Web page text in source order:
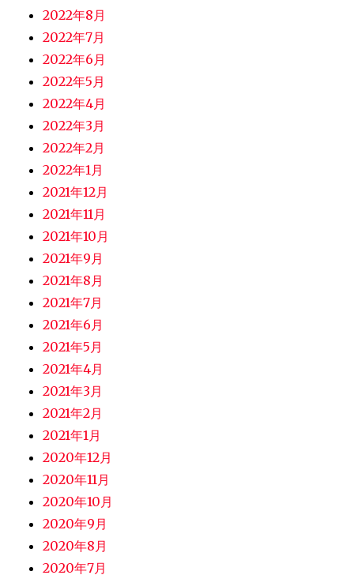
2022年8月
2022年7月
2022年6月
2022年5月
2022年4月
2022年3月
2022年2月
2022年1月
2021年12月
2021年11月
2021年10月
2021年9月
2021年8月
2021年7月
2021年6月
2021年5月
2021年4月
2021年3月
2021年2月
2021年1月
2020年12月
2020年11月
2020年10月
2020年9月
2020年8月
2020年7月